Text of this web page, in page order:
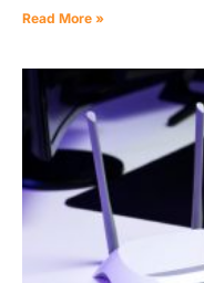
Read More »